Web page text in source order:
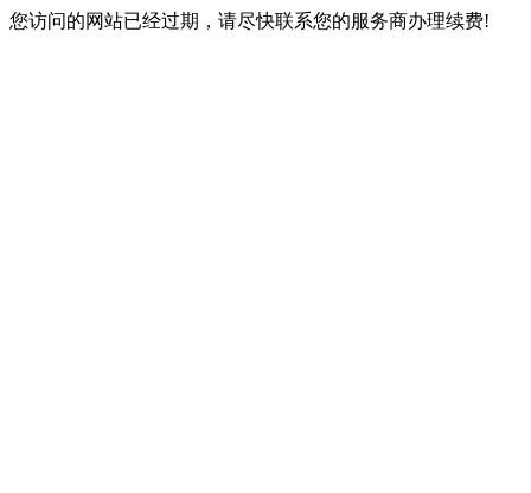
您访问的网站已经过期，请尽快联系您的服务商办理续费!